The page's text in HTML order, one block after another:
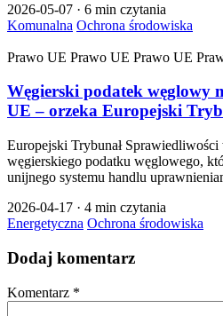
2026-05-07 · 6 min czytania
Komunalna Ochrona środowiska
Prawo UE Prawo UE Prawo UE
Węgierski podatek węglowy
UE – orzeka Europejski
Europejski Trybunał Sprawiedliwości
węgierskiego podatku węglowego,
unijnego systemu handlu
2026-04-17 · 4 min czytania
Energetyczna Ochrona środowiska
Dodaj komentarz
Komentarz *